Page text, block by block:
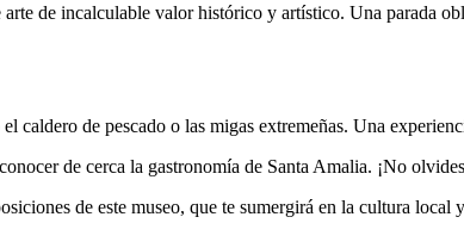
de incalculable valor histórico y artístico. Una parada
caldero de pescado o las migas extremeñas. Una
de cerca la gastronomía de Santa Amalia. ¡No
de este museo, que te sumergirá en la cultura